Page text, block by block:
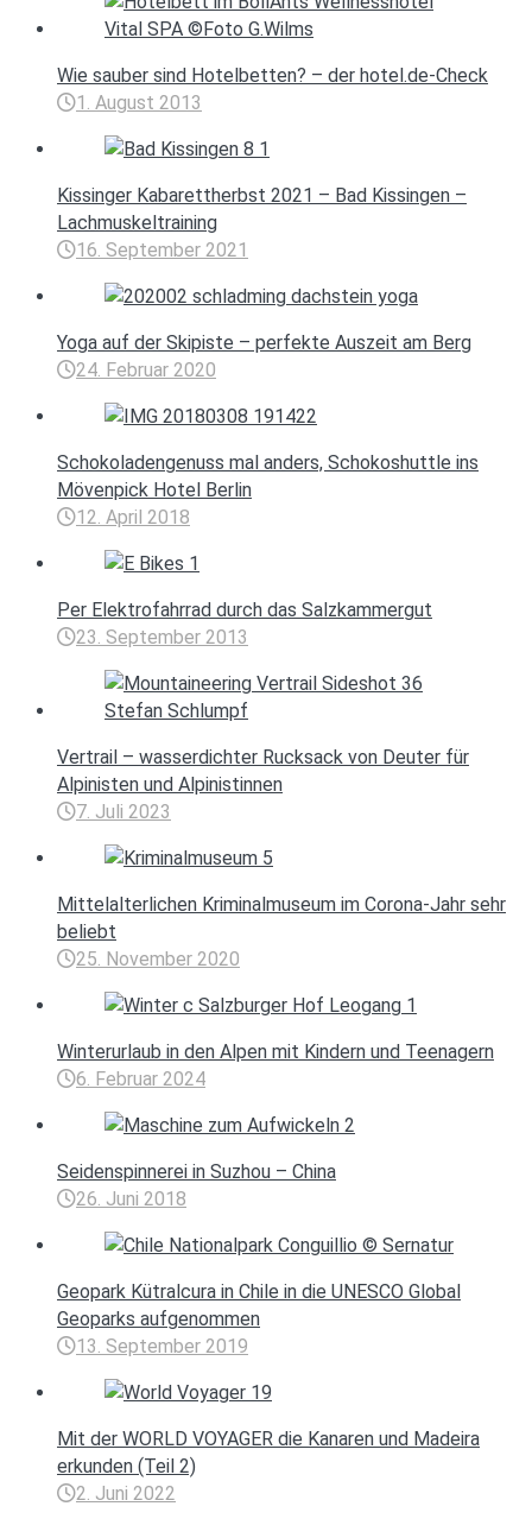
Wie sauber sind Hotelbetten? – der hotel.de-Check
1. August 2013
Kissinger Kabarettherbst 2021 – Bad Kissingen –
Lachmuskeltraining
16. September 2021
Yoga auf der Skipiste – perfekte Auszeit am Berg
24. Februar 2020
Schokoladengenuss mal anders, Schokoshuttle ins
Mövenpick Hotel Berlin
12. April 2018
Per Elektrofahrrad durch das Salzkammergut
23. September 2013
Vertrail – wasserdichter Rucksack von Deuter für
Alpinisten und Alpinistinnen
7. Juli 2023
Mittelalterlichen Kriminalmuseum im Corona-Jahr sehr
beliebt
25. November 2020
Winterurlaub in den Alpen mit Kindern und Teenagern
6. Februar 2024
Seidenspinnerei in Suzhou – China
26. Juni 2018
Geopark Kütralcura in Chile in die UNESCO Global
Geoparks aufgenommen
13. September 2019
Mit der WORLD VOYAGER die Kanaren und Madeira
erkunden (Teil 2)
2. Juni 2022